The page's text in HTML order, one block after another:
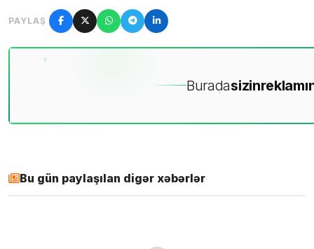
PAYLAŞ
Buradasizin
Bu gün paylaşılan digər xəbərlər